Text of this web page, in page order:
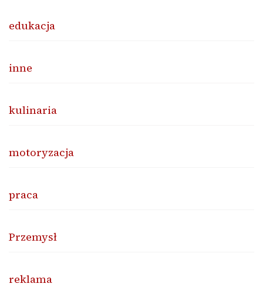
edukacja
inne
kulinaria
motoryzacja
praca
Przemysł
reklama